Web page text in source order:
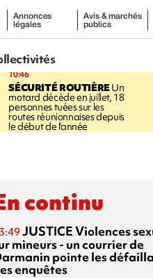
Annonces
légales
Avis & marchés
publics
10:46
SÉCURITÉ ROUTIÈREUn
motard décède en juillet, 18
personnes tuées sur les
routes réunionnaises depuis
le début de l'année
continu
JUSTICEViolences
mineurs - un courrier de
pointe les
enquêtes